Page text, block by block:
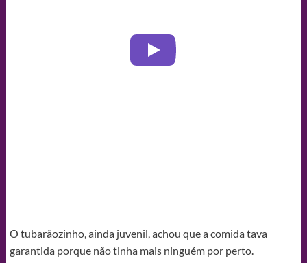
O tubarãozinho, ainda juvenil, achou que a comida tava
garantida porque não tinha mais ninguém por perto.